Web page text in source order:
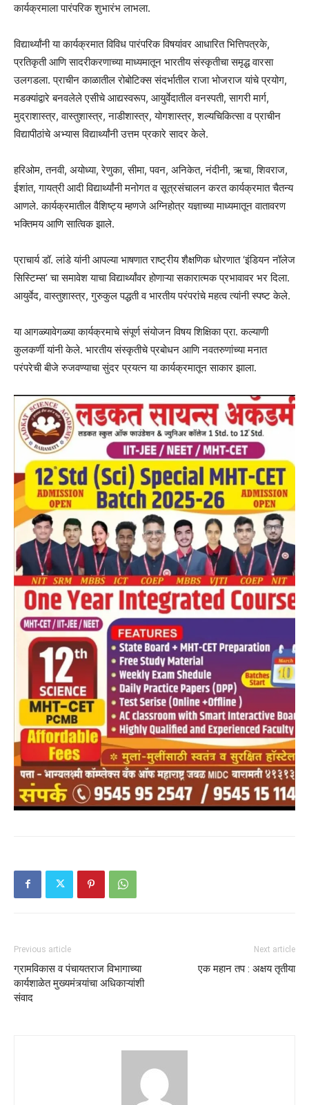
कार्यक्रमाला पारंपरिक शुभारंभ लाभला.
विद्यार्थ्यांनी या कार्यक्रमात विविध पारंपरिक विषयांवर आधारित भित्तिपत्रके,
प्रतिकृती आणि सादरीकरणाच्या माध्यमातून भारतीय संस्कृतीचा समृद्ध वारसा
उलगडला. प्राचीन काळातील रोबोटिक्स संदर्भातील राजा भोजराज यांचे प्रयोग,
मडक्यांद्वारे बनवलेले एसीचे आद्यस्वरूप, आयुर्वेदातील वनस्पती, सागरी मार्ग,
मुद्राशास्त्र, वास्तुशास्त्र, नाडीशास्त्र, योगशास्त्र, शल्यचिकित्सा व प्राचीन
विद्यापीठांचे अभ्यास विद्यार्थ्यांनी उत्तम प्रकारे सादर केले.
हरिओम, तनवी, अयोध्या, रेणुका, सीमा, पवन, अनिकेत, नंदीनी, ऋचा, शिवराज,
ईशांत, गायत्री आदी विद्यार्थ्यांनी मनोगत व सूत्रसंचालन करत कार्यक्रमात चैतन्य
आणले. कार्यक्रमातील वैशिष्ट्य म्हणजे अग्निहोत्र यज्ञाच्या माध्यमातून वातावरण
भक्तिमय आणि सात्विक झाले.
प्राचार्य डॉ. लांडे यांनी आपल्या भाषणात राष्ट्रीय शैक्षणिक धोरणात ‘इंडियन नॉलेज
सिस्टिम्स’ चा समावेश याचा विद्यार्थ्यांवर होणाऱ्या सकारात्मक प्रभावावर भर दिला.
आयुर्वेद, वास्तुशास्त्र, गुरुकुल पद्धती व भारतीय परंपरांचे महत्व त्यांनी स्पष्ट केले.
या आगळ्यावेगळ्या कार्यक्रमाचे संपूर्ण संयोजन विषय शिक्षिका प्रा. कल्याणी
कुलकर्णी यांनी केले. भारतीय संस्कृतीचे प्रबोधन आणि नवतरुणांच्या मनात
परंपरेची बीजे रुजवण्याचा सुंदर प्रयत्न या कार्यक्रमातून साकार झाला.
Previous article
ग्रामविकास व पंचायतराज विभागाच्या
कार्यशाळेत मुख्यमंत्र्यांचा अधिकाऱ्यांशी
संवाद
Next article
एक महान तप : अक्षय तृतीया